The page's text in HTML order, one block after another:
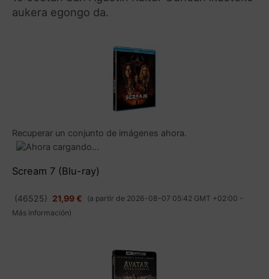
aukera egongo da.
Recuperar un conjunto de imágenes ahora.
Scream 7 (Blu-ray)
(46525) 21,99 €
(a partir de 2026-08-07 05:42 GMT +02:00 -
Más información)